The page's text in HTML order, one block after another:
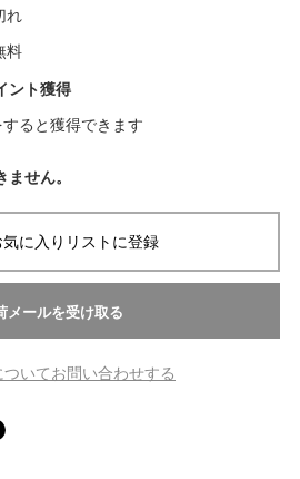
れ
料
ント獲得
すると獲得できます
せん。
ついてお問い合わせする